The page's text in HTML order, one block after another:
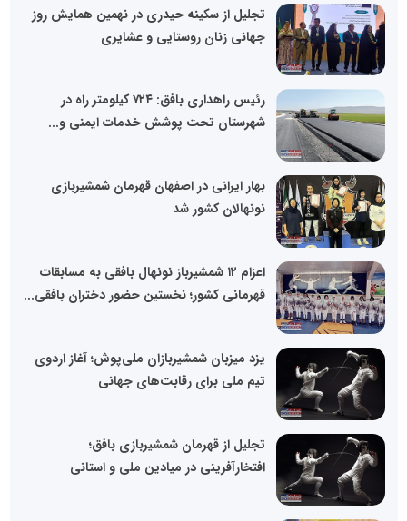
تجلیل از سکینه حیدری در نهمین همایش روز
جهانی زنان روستایی و عشایری
رئیس راهداری بافق: ۷۲۴ کیلومتر راه در
شهرستان تحت پوشش خدمات ایمنی و...
بهار ایرانی در اصفهان قهرمان شمشیربازی
نونهالان کشور شد
اعزام ۱۲ شمشیرباز نونهال بافقی به مسابقات
قهرمانی کشور؛ نخستین حضور دختران بافقی...
یزد میزبان شمشیربازان ملی‌پوش؛ آغاز اردوی
تیم ملی برای رقابت‌های جهانی
تجلیل از قهرمان شمشیربازی بافق؛
افتخارآفرینی در میادین ملی و استانی